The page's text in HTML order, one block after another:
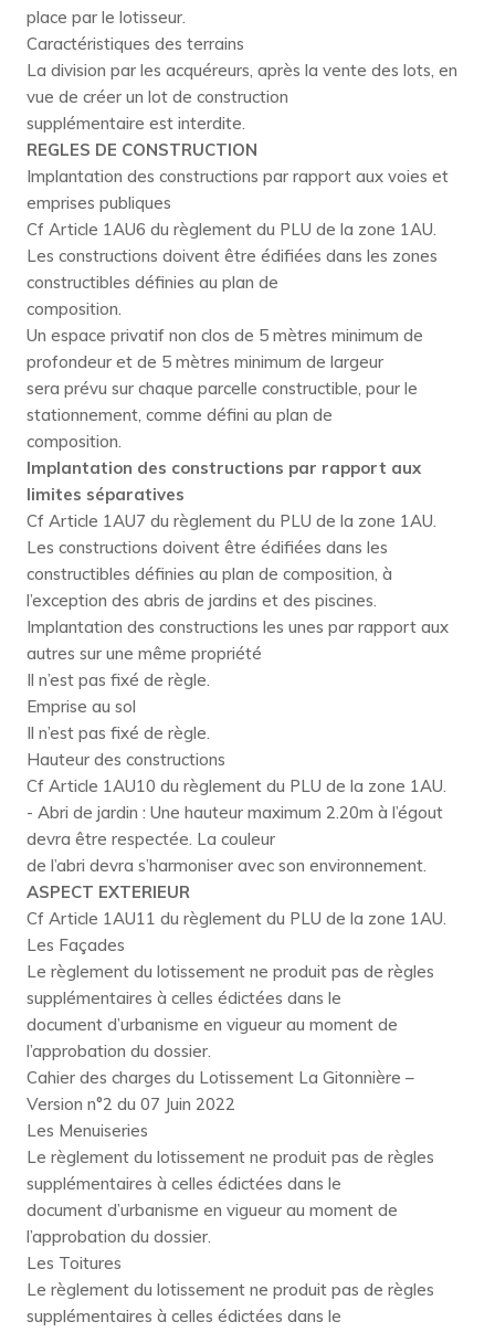
place par le lotisseur.
Caractéristiques des terrains
La division par les acquéreurs, après la vente des lots, en
vue de créer un lot de construction
supplémentaire est interdite.
REGLES DE CONSTRUCTION
Implantation des constructions par rapport aux voies et
emprises publiques
Cf Article 1AU6 du règlement du PLU de la zone 1AU.
Les constructions doivent être édifiées dans les zones
constructibles définies au plan de
composition.
Un espace privatif non clos de 5 mètres minimum de
profondeur et de 5 mètres minimum de largeur
sera prévu sur chaque parcelle constructible, pour le
stationnement, comme défini au plan de
composition.
Implantation des constructions par rapport aux
limites séparatives
Cf Article 1AU7 du règlement du PLU de la zone 1AU.
Les constructions doivent être édifiées dans les
constructibles définies au plan de composition, à
l’exception des abris de jardins et des piscines.
Implantation des constructions les unes par rapport aux
autres sur une même propriété
Il n’est pas fixé de règle.
Emprise au sol
Il n’est pas fixé de règle.
Hauteur des constructions
Cf Article 1AU10 du règlement du PLU de la zone 1AU.
- Abri de jardin : Une hauteur maximum 2.20m à l’égout
devra être respectée. La couleur
de l’abri devra s’harmoniser avec son environnement.
ASPECT EXTERIEUR
Cf Article 1AU11 du règlement du PLU de la zone 1AU.
Les Façades
Le règlement du lotissement ne produit pas de règles
supplémentaires à celles édictées dans le
document d’urbanisme en vigueur au moment de
l’approbation du dossier.
Cahier des charges du Lotissement La Gitonnière –
Version n°2 du 07 Juin 2022
Les Menuiseries
Le règlement du lotissement ne produit pas de règles
supplémentaires à celles édictées dans le
document d’urbanisme en vigueur au moment de
l’approbation du dossier.
Les Toitures
Le règlement du lotissement ne produit pas de règles
supplémentaires à celles édictées dans le